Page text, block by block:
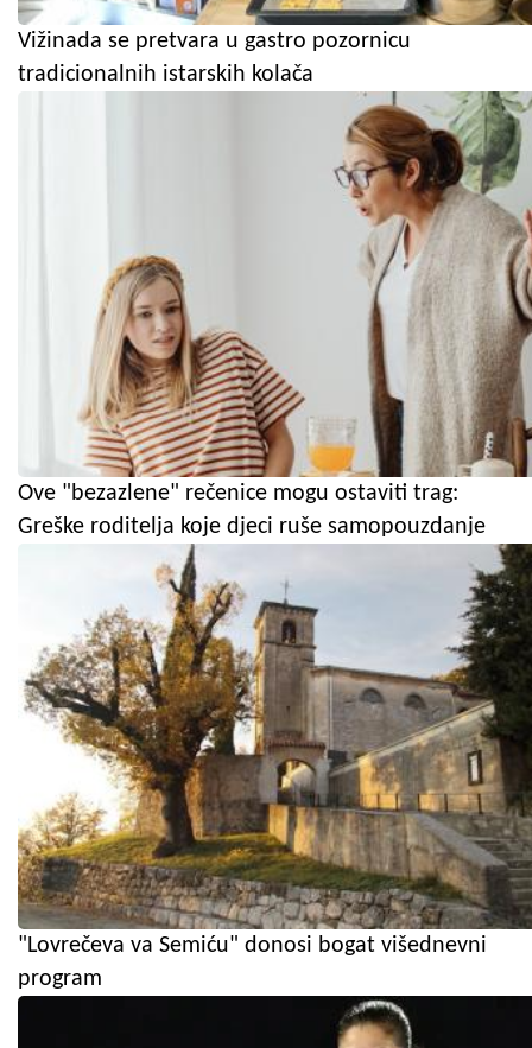
Vižinada se pretvara u gastro pozornicu
tradicionalnih istarskih kolača
Ove "bezazlene" rečenice mogu ostaviti trag:
Greške roditelja koje djeci ruše samopouzdanje
"Lovrečeva va Semiću" donosi bogat višednevni
program